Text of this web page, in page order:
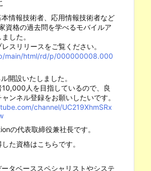
情報技術者、応用情報技術者など
資格の過去問を学べるモバイルア
した。
スリリースをご覧ください。
main/html/rd/p/000000008.000
開設いたしました。
人を目指しているので、良
ンネル登録をお願いしたいです。
channel/UC219XhmSRx
の代表取締役兼社長です。
た資格はこちらです。
タベーススペシャリストやシステ